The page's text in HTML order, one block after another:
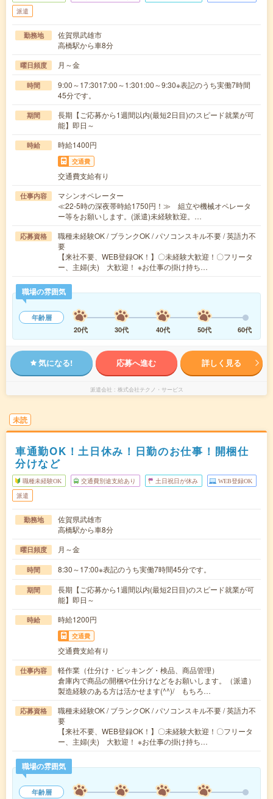
派遣
勤務地
佐賀県武雄市
高橋駅から車8分
曜日頻度 月～金
時間
9:00～17:3017:00～1:301:00～9:30※表記のうち実働7時間
45分です。
期間
長期【ご応募から1週間以内(最短2日目)のスピード就業が可
能】即日～
時給 時給1400円
交通費
交通費支給有り
仕事内容
マシンオペレーター
≪22-5時の深夜帯時給1750円！≫ 組立や機械オペレータ
ー等をお願いします。(派遣)未経験歓迎。…
応募資格
職種未経験OK / ブランクOK / パソコンスキル不要 / 英語力不
要
【来社不要、WEB登録OK！】〇未経験大歓迎！〇フリータ
ー、主婦(夫) 大歓迎！ ※お仕事の掛け持ち…
職場の雰囲気
年齢層
20代
30代 40代 50代 60代
気になる! 応募へ進む 詳しく見る
派遣会社 株式会社テクノ・サービス
未読
車通勤OK！土日休み！日勤のお仕事！開梱仕
分けなど
職種未経験OK 交通費別途支給あり 土日祝日が休み WEB登録OK
派遣
勤務地
佐賀県武雄市
高橋駅から車8分
曜日頻度 月～金
時間 8:30～17:00※表記のうち実働7時間45分です。
期間
長期【ご応募から1週間以内(最短2日目)のスピード就業が可
能】即日～
時給 時給1200円
交通費
交通費支給有り
仕事内容
軽作業（仕分け・ピッキング・検品、商品管理）
倉庫内で商品の開梱や仕分けなどをお願いします。（派遣）
製造経験のある方は活かせます(^^)/ もちろ…
応募資格
職種未経験OK / ブランクOK / パソコンスキル不要 / 英語力不
要
【来社不要、WEB登録OK！】〇未経験大歓迎！〇フリータ
ー、主婦(夫) 大歓迎！ ※お仕事の掛け持ち…
職場の雰囲気
年齢層